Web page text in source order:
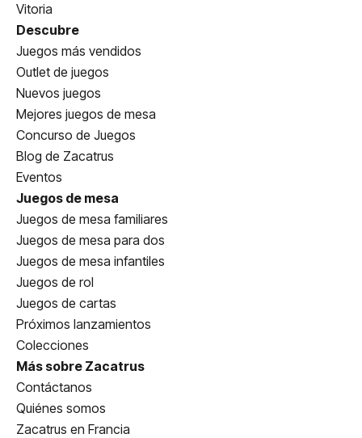
Vitoria
Descubre
Juegos más vendidos
Outlet de juegos
Nuevos juegos
Mejores juegos de mesa
Concurso de Juegos
Blog de Zacatrus
Eventos
Juegos de mesa
Juegos de mesa familiares
Juegos de mesa para dos
Juegos de mesa infantiles
Juegos de rol
Juegos de cartas
Próximos lanzamientos
Colecciones
Más sobre Zacatrus
Contáctanos
Quiénes somos
Zacatrus en Francia